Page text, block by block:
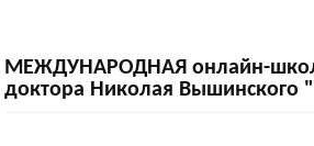
МЕЖДУНАРОДНАЯ онлайн-
доктора Николая Вышинского